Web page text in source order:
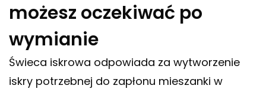
możesz oczekiwać po
wymianie
Świeca iskrowa odpowiada za wytworzenie
iskry potrzebnej do zapłonu mieszanki w